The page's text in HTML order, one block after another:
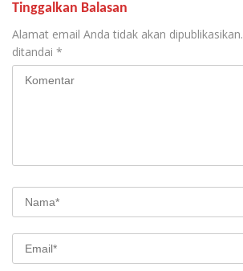
Tinggalkan Balasan
Alamat email Anda tidak akan dipublikasikan.
ditandai *